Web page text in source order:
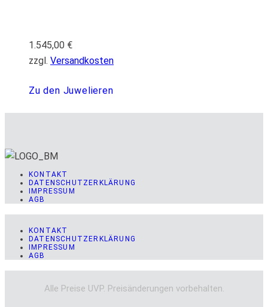
1.545,00 €
zzgl. Versandkosten
Zu den Juwelieren
KONTAKT
DATENSCHUTZERKLÄRUNG
IMPRESSUM
AGB
KONTAKT
DATENSCHUTZERKLÄRUNG
IMPRESSUM
AGB
Alle Preise UVP. Preisänderungen vorbehalten.